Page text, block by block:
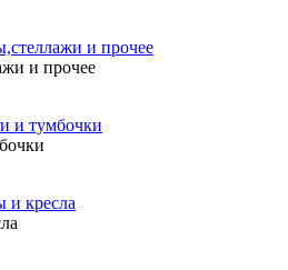
и прочее
и прочее
и тумбочки
и кресла